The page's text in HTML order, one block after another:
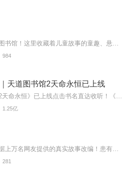
984
天道图书馆2天命永恒已上线
1.25亿
281